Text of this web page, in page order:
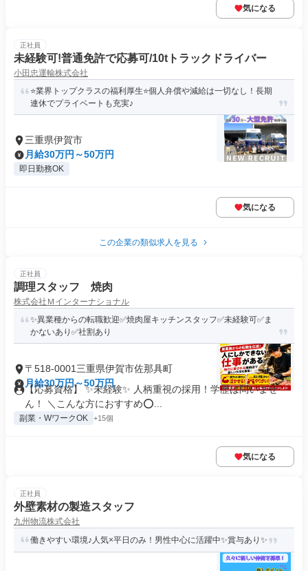
気になる
正社員
未経験可!普通免許で応募可/10tトラックドライバー
小田忠運輸株式会社
⭐業界トップクラスの福利厚生⭐個人弁償や減給は一切なし！長期
連休でプライベートも充実♪
三重県伊賀市
月給30万円～50万円
即日勤務OK
気になる
この企業の類似求人を見る
正社員
調理スタッフ 焼肉
株式会社Ｍインターナショナル
✨異業種からの転職歓迎✅焼肉屋キッチンスタッフ✅未経験可✅ま
かないあり✅社割あり
〒518-0001三重県伊賀市佐那具町
月給30万円～50万円
【応募資格】 ✨未経験✨ 人柄重視の採用！学歴は問いませ
ん！ ＼こんな方におすすめ⭕...
副業・WワークOK +15個
気になる
正社員
外壁素材の製造スタッフ
九州物流株式会社
働きやすい環境♪人気×平日のみ！男性中心に活躍中✨賞与あり✨